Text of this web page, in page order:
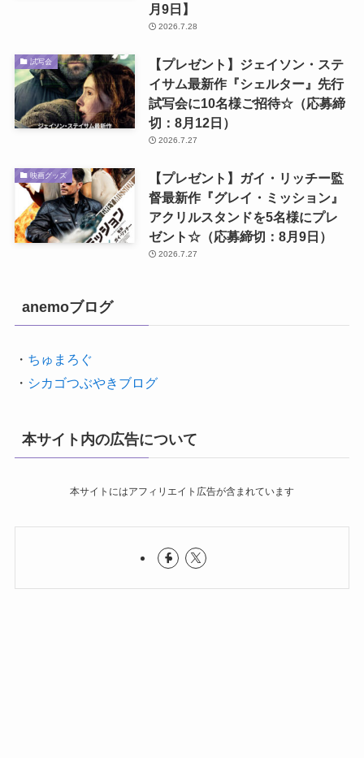
月9日】
2026.7.28
試写会
【プレゼント】ジェイソン・ステ
イサム最新作『シェルター』先行
試写会に10名様ご招待☆（応募締
切：8月12日）
2026.7.27
映画グッズ
【プレゼント】ガイ・リッチー監
督最新作『グレイ・ミッション』
アクリルスタンドを5名様にプレ
ゼント☆（応募締切：8月9日）
2026.7.27
anemoブログ
・ ちゅまろぐ
・ シカゴつぶやきブログ
本サイト内の広告について
本サイトにはアフィリエイト広告が含まれています